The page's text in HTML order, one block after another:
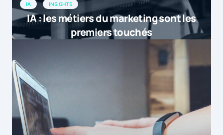
IA INSIGHTS
IA : les métiers du marketing sont les
premiers touchés